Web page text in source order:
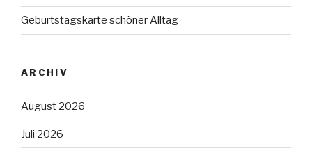
Geburtstagskarte schöner Alltag
ARCHIV
August 2026
Juli 2026